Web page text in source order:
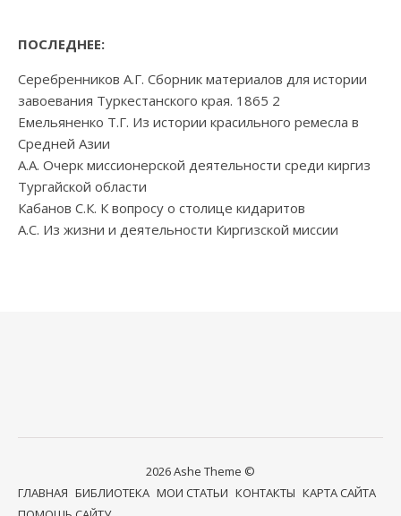
ПОСЛЕДНЕЕ:
Серебренников А.Г. Сборник материалов для истории
завоевания Туркестанского края. 1865 2
Емельяненко Т.Г. Из истории красильного ремесла в
Средней Азии
А.А. Очерк миссионерской деятельности среди киргиз
Тургайской области
Кабанов С.К. К вопросу о столице кидаритов
А.С. Из жизни и деятельности Киргизской миссии
2026 Ashe Theme ©
ГЛАВНАЯ БИБЛИОТЕКА МОИ СТАТЬИ КОНТАКТЫ КАРТА САЙТА